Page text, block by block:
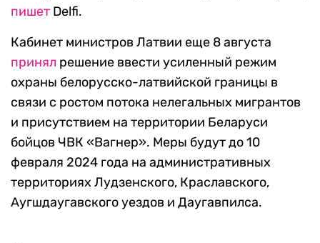
пишет Delfi.
Кабинет министров Латвии еще 8 августа
принял решение ввести усиленный режим
охраны белорусско-латвийской границы в
связи с ростом потока нелегальных мигрантов
и присутствием на территории Беларуси
бойцов ЧВК «Вагнер». Меры будут до 10
февраля 2024 года на административных
территориях Лудзенского, Краславского,
Аугшдаугавского уездов и Даугавпилса.